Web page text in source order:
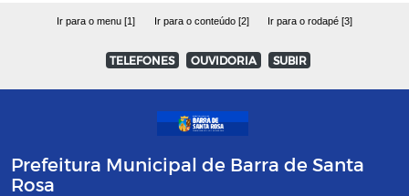
Ir para o menu [1] Ir para o conteúdo [2] Ir para o rodapé [3]
TELEFONES OUVIDORIA SUBIR
Prefeitura Municipal de Barra de Santa
Rosa